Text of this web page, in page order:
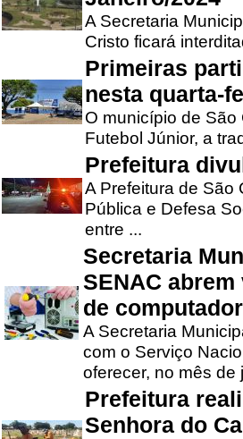
A Secretaria
Cristo ficará
Primeiras
nesta quarta-
O município de
Futebol Júnior, a
Prefeitura
A Prefeitura de São
Pública e Defesa
entre ...
Secretaria
SENAC
de
A Secretaria
com o Serviço
oferecer, no mês de
Prefeitura
Senhora do